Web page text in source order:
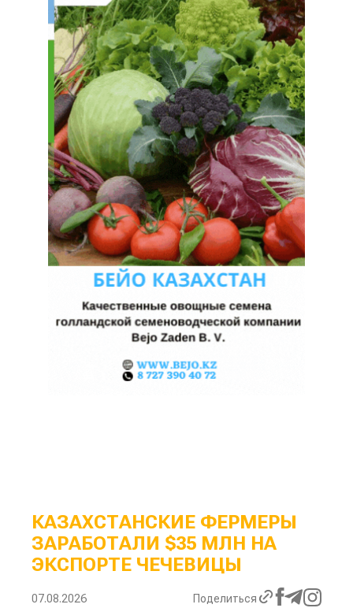
КАЗАХСТАНСКИЕ ФЕРМЕРЫ
ЗАРАБОТАЛИ $35 МЛН НА
ЭКСПОРТЕ ЧЕЧЕВИЦЫ
07.08.2026 Поделиться